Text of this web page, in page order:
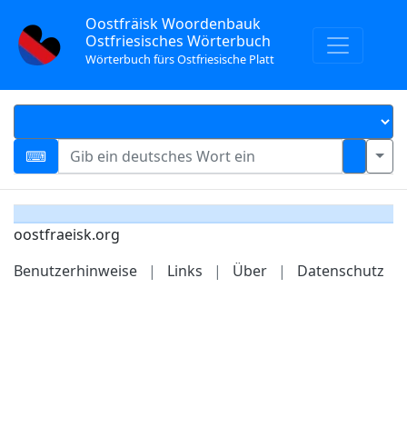
Oostfräisk Woordenbauk
Ostfriesisches Wörterbuch
Wörterbuch fürs Ostfriesische Platt
oostfraeisk.org
Benutzerhinweise
| Links | Über | Datenschutz